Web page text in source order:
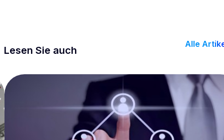
Lesen Sie auch
Alle